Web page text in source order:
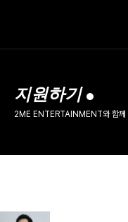
지원하기
2ME ENTERTAINMENT와 함께